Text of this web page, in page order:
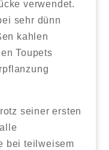
verwendet.
sehr dünn
kahlen
Toupets
seiner ersten
bei teilweisem